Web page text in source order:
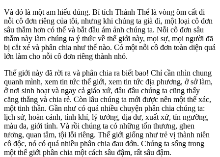
Và đó là một am hiểu đúng. Bí tích Thánh Thể là vòng ôm cất đi
nỗi cô đơn riêng của tôi, nhưng khi chúng ta già đi, một loại cô đơn
sâu thẳm hơn có thể và bắt đầu ám ảnh chúng ta. Nỗi cô đơn sâu
thẳm này làm chúng ta ý thức về thế giới này, mọi sự, mọi người đã
bị cắt xé và phân chia như thế nào. Có một nỗi cô đơn toàn diện quá
lớn làm cho nỗi cô đơn riêng thành nhỏ.
Thế giới này đã rời ra và phân chia ra biết bao! Chỉ cần nhìn chung
quanh mình, xem tin tức thế giới, xem tin tức địa phương, ở sở làm,
ở nơi sinh hoạt và ngay cả giáo xứ, đâu đâu chúng ta cũng thấy
căng thẳng và chia rẻ. Còn lâu chúng ta mới được nên một thể xác,
một tinh thần. Gần như có quá nhiều chuyện phân chia chúng ta:
lịch sử, hoàn cảnh, tính khí, lý tưởng, địa dư, xuất xứ, tín ngưỡng,
màu da, giới tính. Và rồi chúng ta có những tổn thương, ghen
tương, quan tâm, tội lỗi riêng. Thế giới giống như trẻ vị thành niên
cô độc, nó có quá nhiều phân chia đau đớn. Chúng ta sống trong
một thế giới phân chia một cách sâu đậm, rất sâu đậm.